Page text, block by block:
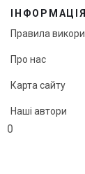
0
ІНФОРМАЦІЯ
Правила
Про нас
Карта сайту
Наші автори